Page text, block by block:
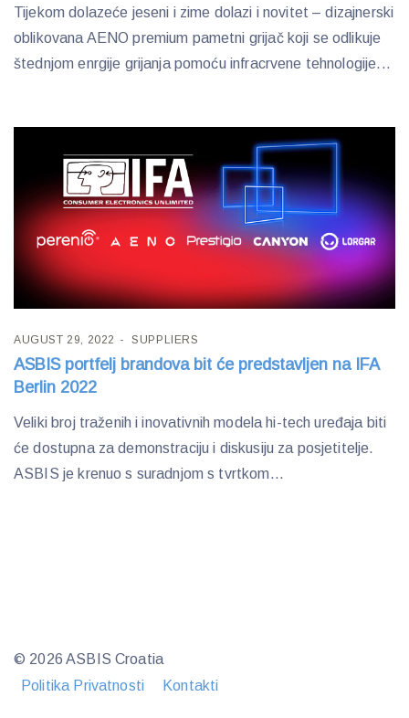
Tijekom dolazeće jeseni i zime dolazi i novitet – dizajnerski
oblikovana AENO premium pametni grijač koji se odlikuje
štednjom enrgije grijanja pomoću infracrvene tehnologije...
AUGUST 29, 2022 SUPPLIERS
ASBIS portfelj brandova bit će predstavljen na IFA
Berlin 2022
Veliki broj traženih i inovativnih modela hi-tech uređaja biti
će dostupna za demonstraciju i diskusiju za posjetitelje.
ASBIS je krenuo s suradnjom s tvrtkom...
© 2026 ASBIS Croatia
Politika Privatnosti
Kontakti